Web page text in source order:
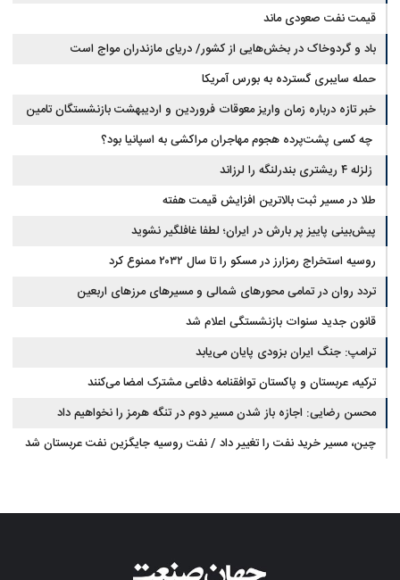
قیمت نفت صعودی ماند
باد و گردوخاک در بخش‌هایی از کشور/ دریای مازندران مواج است
حمله سایبری گسترده به بورس آمریکا
خبر تازه درباره زمان واریز معوقات فروردین و اردیبهشت بازنشستگان تامین
اجتماعی
چه کسی پشت‌پرده هجوم مهاجران مراکشی به اسپانیا بود؟
زلزله ۴ ریشتری بندرلنگه را لرزاند
طلا در مسیر ثبت بالاترین افزایش قیمت هفته
پیش‌بینی پاییز پر بارش در ایران؛ لطفا غافلگیر نشوید
روسیه استخراج رمزارز در مسکو را تا سال ۲۰۳۲ ممنوع کرد
تردد روان در تمامی محورهای شمالی و مسیرهای مرزهای اربعین
قانون جدید سنوات بازنشستگی اعلام شد
ترامپ: جنگ ایران بزودی پایان می‌یابد
ترکیه، عربستان و پاکستان توافقنامه دفاعی مشترک امضا می‌کنند
محسن رضایی: اجازه باز شدن مسیر دوم در تنگه هرمز را نخواهیم داد
چین، مسیر خرید نفت را تغییر داد / نفت روسیه جایگزین نفت عربستان شد